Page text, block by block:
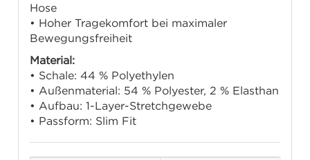
Hose
• Hoher Tragekomfort bei maximaler
Bewegungsfreiheit
Material:
• Schale: 44 % Polyethylen
• Außenmaterial: 54 % Polyester, 2 % Elasthan
• Aufbau: 1-Layer-Stretchgewebe
• Passform: Slim Fit